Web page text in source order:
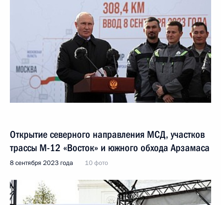
Открытие северного направления МСД, участков
трассы М-12 «Восток» и южного обхода Арзамаса
8 сентября 2023 года 10 фото